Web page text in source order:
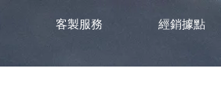
客製服務 經銷據點